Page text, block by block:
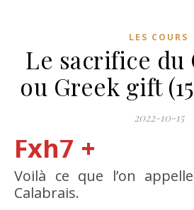
LES COURS
Le sacrifice du
ou Greek gift
2022-10-15
Fxh7 +
Voilà ce que l’on
Calabrais.